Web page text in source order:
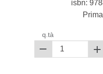
isbn:
q.tà